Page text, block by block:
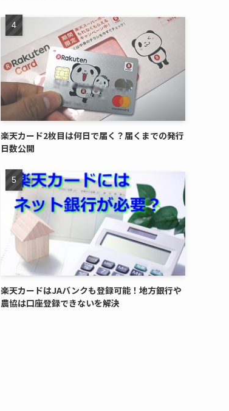
楽天カード2枚目は何日で届く？届くまでの発行
日数公開
楽天カードはJAバンクも登録可能！地方銀行や
農協は口座登録できないを解決